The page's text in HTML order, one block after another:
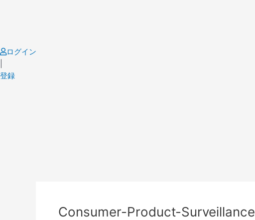
ログイン
登録
Consumer-Product-Surveillance